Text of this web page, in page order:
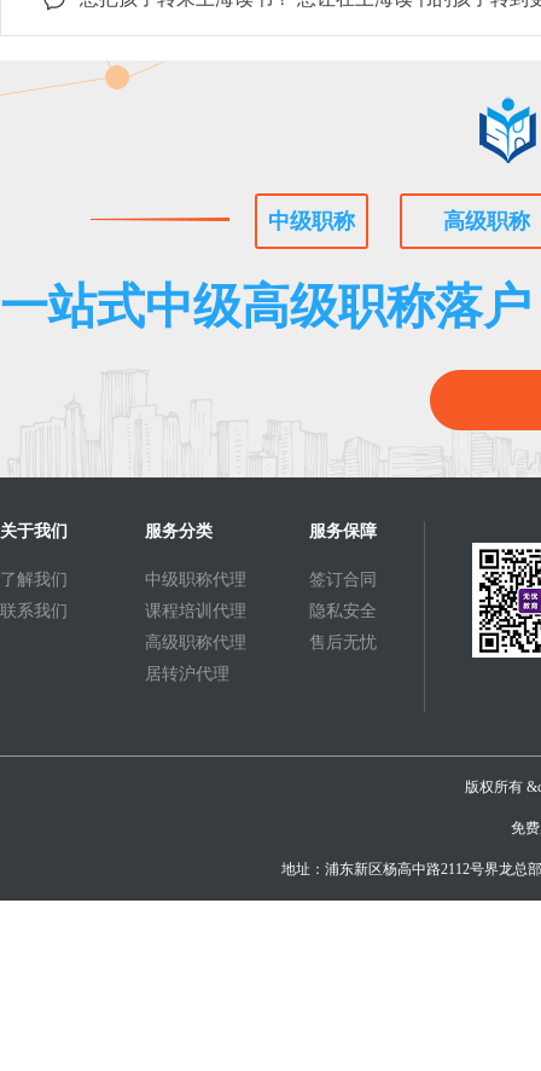
中级职称 高级职称
一站式中级高级职称落
关于我们
了解我们
联系我们
服务分类
中级职称代理
课程培训代理
高级职称代理
居转沪代理
服务保障
签订合同
隐私安全
售后无忧
版权所有
免
地址：浦东新区杨高中路2112号界龙总